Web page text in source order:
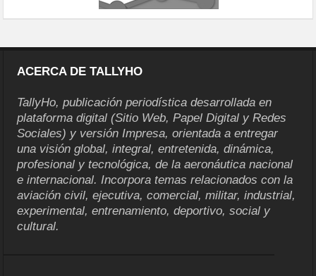
ACERCA DE TALLYHO
TallyHo, publicación periodística desarrollada en
plataforma digital (Sitio Web, Papel Digital y Redes
Sociales) y versión Impresa, orientada a entregar
una visión global, integral, entretenida, dinámica,
profesional y tecnológica, de la aeronáutica nacional
e internacional. Incorpora temas relacionados con la
aviación civil, ejecutiva, comercial, militar, industrial,
experimental, entrenamiento, deportivo, social y
cultural.